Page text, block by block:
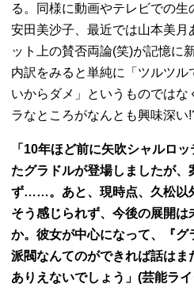
る。同様に動画やテレビでの
安田美沙子、最近では山本美月
ット上の賛否両論(笑)が記憶に
内訳をみると単純に「ツルツ
いからダメ」というものでは
ラなところがなんとも興味深い
「10年ほど前に矢吹シャルロ
たグラドルが登場しましたが、
ず……。あと、現時点、久松以
そう感じられず、今後の展開は
か。彼女が中心になって、『グ
派閥なんてのができれば話はま
ありえないでしょう」(芸能ラ